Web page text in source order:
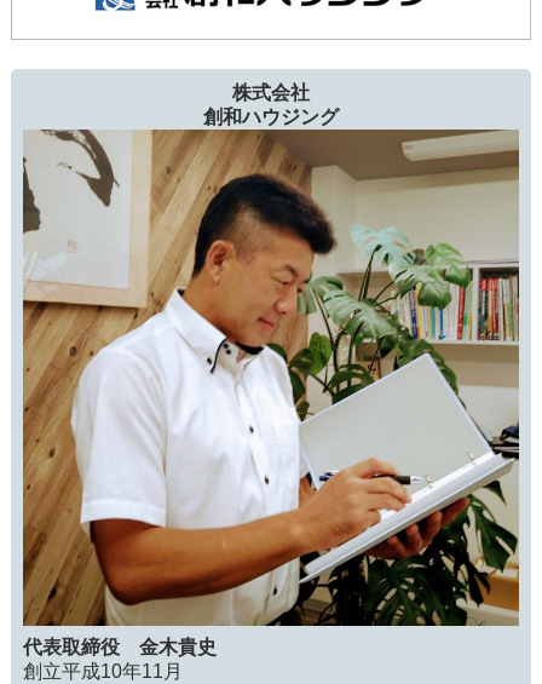
株式会社
創和ハウジング
代表取締役 金木貴史
創立平成10年11月